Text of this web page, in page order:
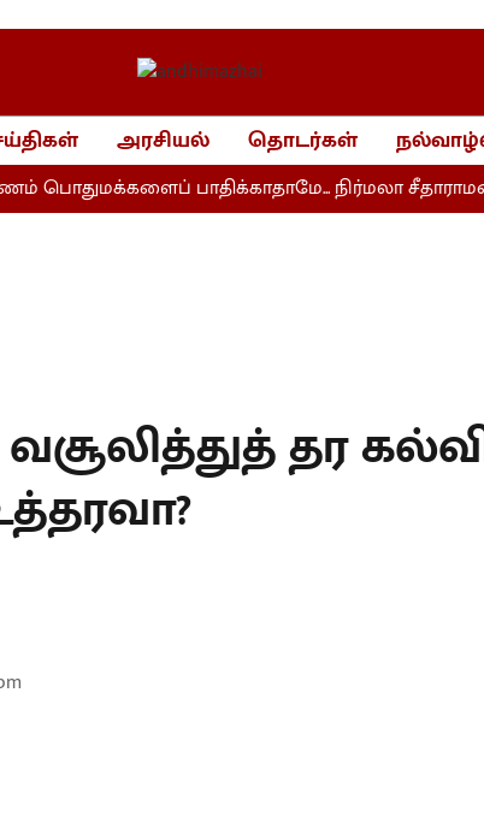
அரசியல் தொடர்கள்
பாதிக்காதாமே... நிர்மலா சீதாராமன்
வசூலித்துத் தர